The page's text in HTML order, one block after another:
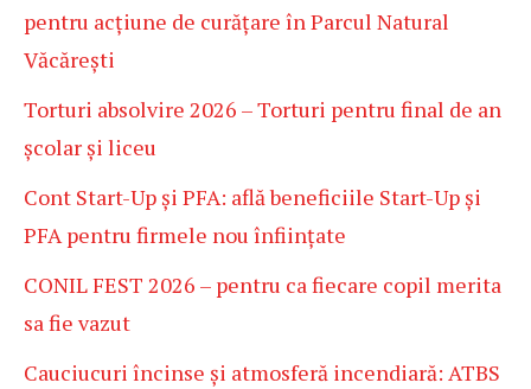
pentru acțiune de curățare în Parcul Natural
Văcărești
Torturi absolvire 2026 – Torturi pentru final de an
școlar și liceu
Cont Start-Up și PFA: află beneficiile Start-Up și
PFA pentru firmele nou înființate
CONIL FEST 2026 – pentru ca fiecare copil merita
sa fie vazut
Cauciucuri încinse și atmosferă incendiară: ATBS